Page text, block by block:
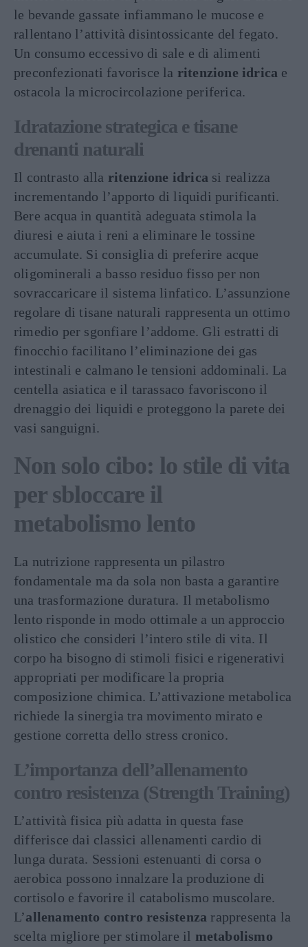
le bevande gassate infiammano le mucose e
rallentano l’attività disintossicante del fegato.
Un consumo eccessivo di sale e di alimenti
preconfezionati favorisce la ritenzione idrica e
ostacola la microcircolazione periferica.
Idratazione strategica e tisane
drenanti naturali
Il contrasto alla ritenzione idrica si realizza
incrementando l’apporto di liquidi purificanti.
Bere acqua in quantità adeguata stimola la
diuresi e aiuta i reni a eliminare le tossine
accumulate. Si consiglia di preferire acque
oligominerali a basso residuo fisso per non
sovraccaricare il sistema linfatico. L’assunzione
regolare di tisane naturali rappresenta un ottimo
rimedio per sgonfiare l’addome. Gli estratti di
finocchio facilitano l’eliminazione dei gas
intestinali e calmano le tensioni addominali. La
centella asiatica e il tarassaco favoriscono il
drenaggio dei liquidi e proteggono la parete dei
vasi sanguigni.
Non solo cibo: lo stile di vita
per sbloccare il
metabolismo lento
La nutrizione rappresenta un pilastro
fondamentale ma da sola non basta a garantire
una trasformazione duratura. Il metabolismo
lento risponde in modo ottimale a un approccio
olistico che consideri l’intero stile di vita. Il
corpo ha bisogno di stimoli fisici e rigenerativi
appropriati per modificare la propria
composizione chimica. L’attivazione metabolica
richiede la sinergia tra movimento mirato e
gestione corretta dello stress cronico.
L’importanza dell’allenamento
contro resistenza (Strength Training)
L’attività fisica più adatta in questa fase
differisce dai classici allenamenti cardio di
lunga durata. Sessioni estenuanti di corsa o
aerobica possono innalzare la produzione di
cortisolo e favorire il catabolismo muscolare.
L’allenamento contro resistenza rappresenta la
scelta migliore per stimolare il metabolismo